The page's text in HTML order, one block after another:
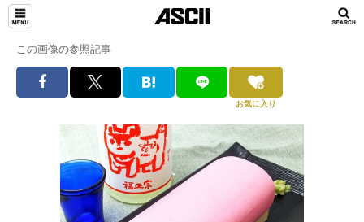
この画像の参照記事
お気に入り